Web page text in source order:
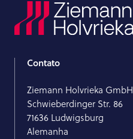
Contato
Ziemann Holvrieka GmbH
Schwieberdinger Str. 86
71636 Ludwigsburg
Alemanha